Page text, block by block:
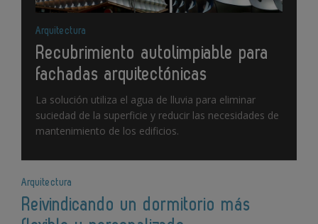
Arquitectura
Recubrimiento autolimpiable para
fachadas arquitectónicas
La solución utiliza el agua de lluvia para eliminar
suciedad de la superficie y reducir las necesidades de
mantenimiento de los edificios.
Arquitectura
Reivindicando un dormitorio más